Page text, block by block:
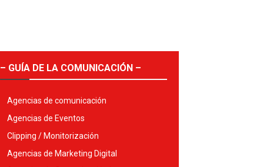
– GUÍA DE LA COMUNICACIÓN –
Agencias de comunicación
Agencias de Eventos
Clipping / Monitorización
Agencias de Marketing Digital